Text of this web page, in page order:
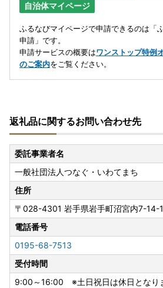
自治体マイページ
ふるなびマイページで申請できるのは「
申請」です。
申請サービスの概要はワンストップ特例
のご案内をご覧ください。
返礼品に関するお問い合わせ先
委託事業者名
一般社団法人つなぐ・いわてまち
住所
〒028-4301 岩手県岩手町沼宮内7-14-1
電話番号
0195-68-7513
受付時間
9:00～16:00 ※土日祝日は休日となり